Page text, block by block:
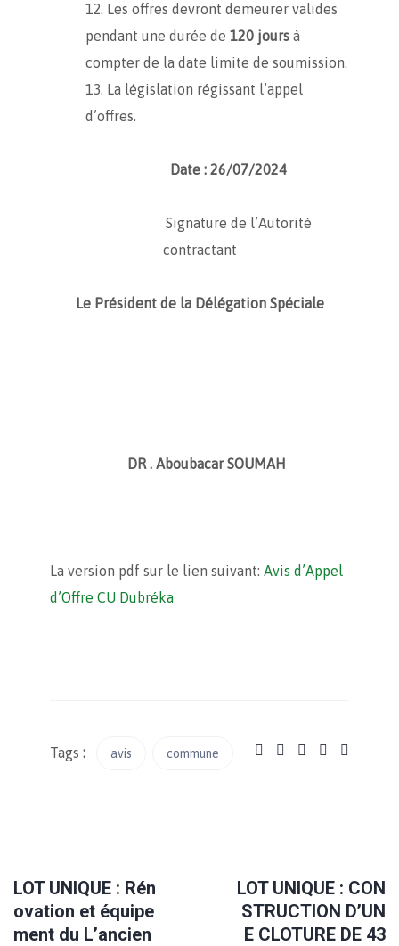
Les offres devront demeurer valides
pendant une durée de 120 jours à
compter de la date limite de soumission.
La législation régissant l’appel
d’offres.
Date : 26/07/2024
Signature de l’Autorité
contractant
Le Président de la Délégation Spéciale
DR . Aboubacar SOUMAH
La version pdf sur le lien suivant: Avis d’Appel
d’Offre CU Dubréka
Tags : avis commune
LOT UNIQUE : Rén
ovation et équipe
ment du L’ancien
LOT UNIQUE : CON
STRUCTION D’UN
E CLOTURE DE 43